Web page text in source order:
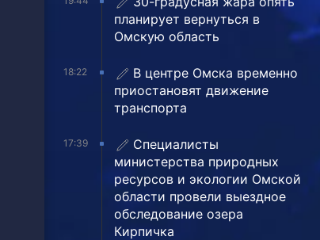
планирует вернуться в
Омскую область
18:22
В центре Омска временно
приостановят движение
транспорта
17:39
Специалисты
министерства природных
ресурсов и экологии Омской
области провели выездное
обследование озера
Кирпичка